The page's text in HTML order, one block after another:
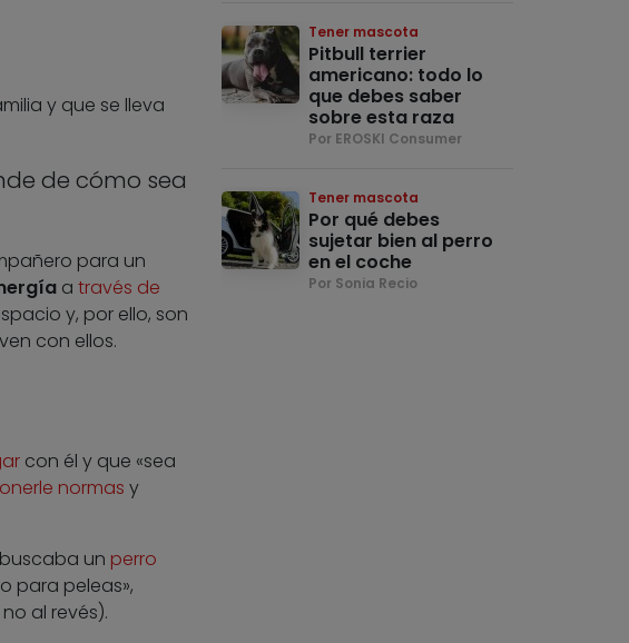
y que se lleva
de cómo sea
para un
a través de
y, por ello, son
con ellos.
con él y que «sea
normas y
un perro
para peleas»,
al revés).
Tener mascota
Pitbull terrier
americano: todo lo
que debes saber
sobre esta raza
Por EROSKI Consumer
Tener mascota
Por qué debes
sujetar bien al perro
en el coche
Por Sonia Recio